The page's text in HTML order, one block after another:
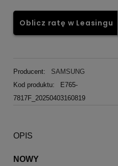
Oblicz ratę w Leasingu
Producent:
SAMSUNG
Kod produktu:
E765-
7817F_20250403160819
OPIS
NOWY